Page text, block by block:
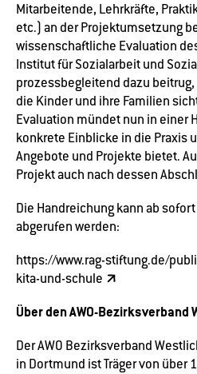
Mitarbeitende, Lehrkräfte,
etc.) an der Projektumsetzung
wissenschaftliche Evaluation
Institut für Sozialarbeit und
prozessbegleitend dazu
die Kinder und ihre Familien
Evaluation mündet nun in einer
konkrete Einblicke in die Praxis
Angebote und Projekte bietet.
Projekt auch nach dessen
Die Handreichung kann ab
abgerufen werden:
https://www.rag-stiftung.de/
kita-und-schule
Über den AWO-
Der AWO Bezirksverband
in Dortmund ist Träger von über